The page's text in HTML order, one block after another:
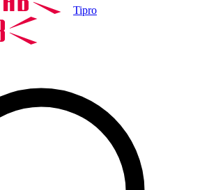
Tipro